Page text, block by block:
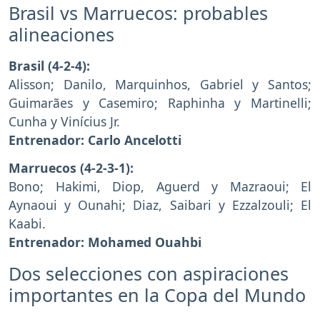
Brasil vs Marruecos: probables
alineaciones
Brasil (4-2-4):
Alisson; Danilo, Marquinhos, Gabriel y Santos;
Guimarães y Casemiro; Raphinha y Martinelli;
Cunha y Vinícius Jr.
Entrenador: Carlo Ancelotti
Marruecos (4-2-3-1):
Bono; Hakimi, Diop, Aguerd y Mazraoui; El
Aynaoui y Ounahi; Diaz, Saibari y Ezzalzouli; El
Kaabi.
Entrenador: Mohamed Ouahbi
Dos selecciones con aspiraciones
importantes en la Copa del Mundo